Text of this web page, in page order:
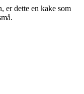
er dette en kake som